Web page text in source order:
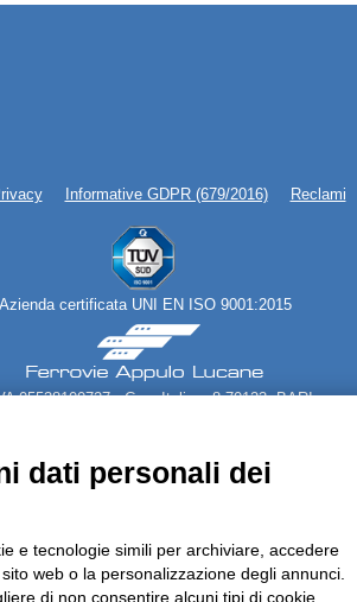
Informative GDPR (679/2016) Reclami
Azienda certificata UNI EN ISO 9001:2015
05538100727 - C.so Italia n.8 70123, BARI
dati personali dei
e tecnologie simili per archiviare, accedere
web o la personalizzazione degli annunci.
di non consentire alcuni tipi di cookie.